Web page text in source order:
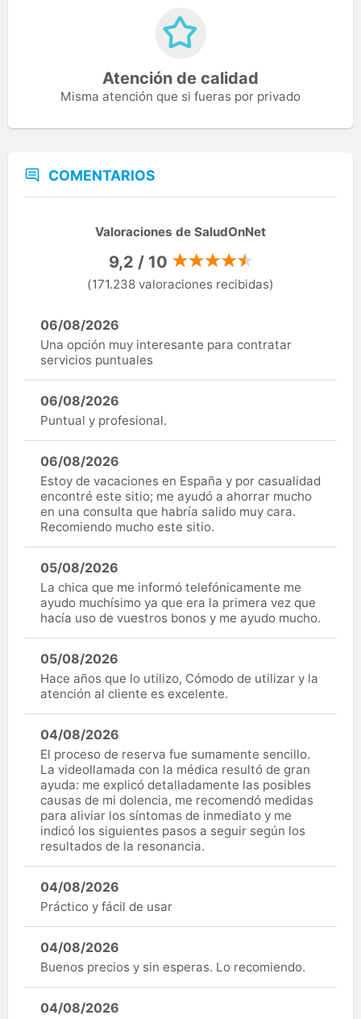
Atención de calidad
Misma atención que si fueras por privado
COMENTARIOS
Valoraciones de SaludOnNet
9,2 / 10
(171.238 valoraciones recibidas)
06/08/2026
Una opción muy interesante para contratar
servicios puntuales
06/08/2026
Puntual y profesional.
06/08/2026
Estoy de vacaciones en España y por casualidad
encontré este sitio; me ayudó a ahorrar mucho
en una consulta que habría salido muy cara.
Recomiendo mucho este sitio.
05/08/2026
La chica que me informó telefónicamente me
ayudo muchísimo ya que era la primera vez que
hacía uso de vuestros bonos y me ayudo mucho.
05/08/2026
Hace años que lo utilizo, Cómodo de utilizar y la
atención al cliente es excelente.
04/08/2026
El proceso de reserva fue sumamente sencillo.
La videollamada con la médica resultó de gran
ayuda: me explicó detalladamente las posibles
causas de mi dolencia, me recomendó medidas
para aliviar los síntomas de inmediato y me
indicó los siguientes pasos a seguir según los
resultados de la resonancia.
04/08/2026
Práctico y fácil de usar
04/08/2026
Buenos precios y sin esperas. Lo recomiendo.
04/08/2026